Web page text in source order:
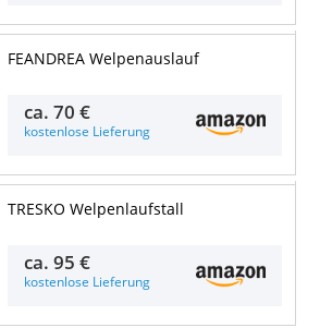
FEANDREA Welpenauslauf
ca.70 €
kostenlose Lieferung
TRESKO Welpenlaufstall
ca.95 €
kostenlose Lieferung